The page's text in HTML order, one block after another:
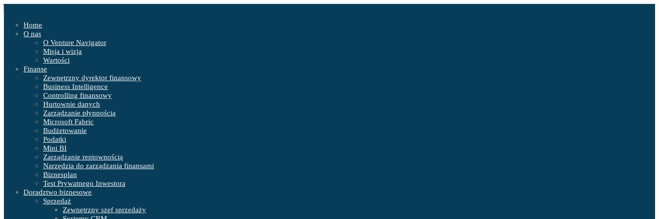
Home
O nas
O Venture Navigator
Misja i wizja
Wartości
Finanse
Zewnętrzny dyrektor finansowy
Business Intelligence
Controlling finansowy
Hurtownie danych
Zarządzanie płynnością
Microsoft Fabric
Budżetowanie
Podatki
Mini BI
Zarządzanie rentownością
Narzędzia do zarządzania finansami
Biznesplan
Test Prywatnego Inwestora
Doradztwo biznesowe
Sprzedaż
Zewnętrzny szef sprzedaży